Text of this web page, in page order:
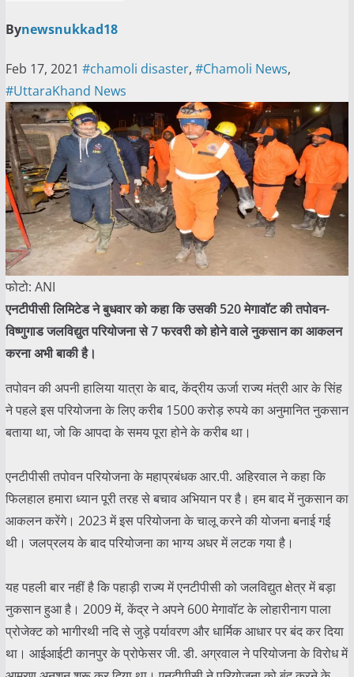
Bynewsnukkad18
Feb 17, 2021 #chamoli disaster, #Chamoli News,
#UttaraKhand News
फोटो: ANI
एनटीपीसी लिमिटेड ने बुधवार को कहा कि उसकी 520 मेगावॉट की तपोवन-
विष्णुगाड जलविद्युत परियोजना से 7 फरवरी को होने वाले नुकसान का आकलन
करना अभी बाकी है।
तपोवन की अपनी हालिया यात्रा के बाद, केंद्रीय ऊर्जा राज्य मंत्री आर के सिंह
ने पहले इस परियोजना के लिए करीब 1500 करोड़ रुपये का अनुमानित नुकसान
बताया था, जो कि आपदा के समय पूरा होने के करीब था।
एनटीपीसी तपोवन परियोजना के महाप्रबंधक आर.पी. अहिरवाल ने कहा कि
फिलहाल हमारा ध्यान पूरी तरह से बचाव अभियान पर है। हम बाद में नुकसान का
आकलन करेंगे। 2023 में इस परियोजना के चालू करने की योजना बनाई गई
थी। जलप्रलय के बाद परियोजना का भाग्य अधर में लटक गया है।
यह पहली बार नहीं है कि पहाड़ी राज्य में एनटीपीसी को जलविद्युत क्षेत्र में बड़ा
नुकसान हुआ है। 2009 में, केंद्र ने अपने 600 मेगावॉट के लोहारीनाग पाला
प्रोजेक्ट को भागीरथी नदि से जुड़े पर्यावरण और धार्मिक आधार पर बंद कर दिया
था। आईआईटी कानपुर के प्रोफेसर जी. डी. अग्रवाल ने परियोजना के विरोध में